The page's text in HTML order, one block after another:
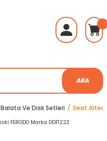
ARA
Balata Ve Disk Setleri Seat Altea